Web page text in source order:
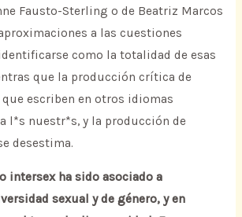
Fausto-Sterling o de Beatriz Marcos
a las cuestiones
como la totalidad de esas
que la producción crítica de
escriben en otros idiomas
l*s nuestr*s, y la producción de
desestima.
intersex ha sido asociado a
sexual y de género, y en